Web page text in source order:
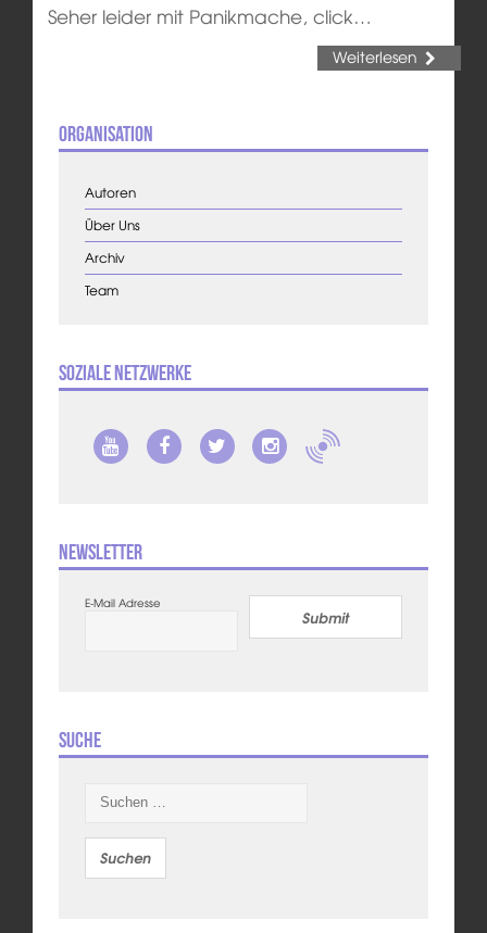
Seher leider mit Panikmache, click…
Weiterlesen
Organisation
Autoren
Über Uns
Archiv
Team
Soziale Netzwerke
Newsletter
E-Mail Adresse
Submit
Suche
nach: